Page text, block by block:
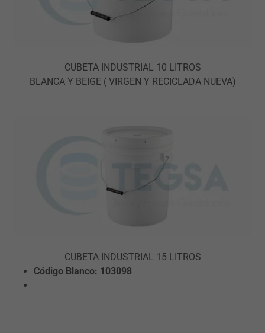
CUBETA INDUSTRIAL 10 LITROS
BLANCA Y BEIGE ( VIRGEN Y RECICLADA NUEVA)
CUBETA INDUSTRIAL 15 LITROS
Código Blanco: 103098